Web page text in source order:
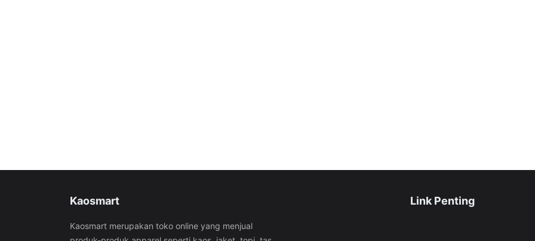
Kaosmart
Kaosmart merupakan toko online yang menjual
Link Penting